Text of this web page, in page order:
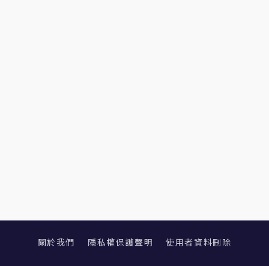
關於我們 隱私權保護聲明 使用者資料刪除